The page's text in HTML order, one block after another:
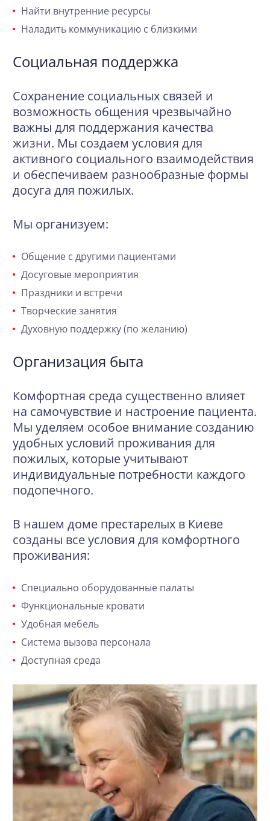
Найти внутренние ресурсы
Наладить коммуникацию с близкими
Социальная поддержка
Сохранение социальных связей и
возможность общения чрезвычайно
важны для поддержания качества
жизни. Мы создаем условия для
активного социального взаимодействия
и обеспечиваем разнообразные формы
досуга для пожилых.
Мы организуем:
Общение с другими пациентами
Досуговые мероприятия
Праздники и встречи
Творческие занятия
Духовную поддержку (по желанию)
Организация быта
Комфортная среда существенно влияет
на самочувствие и настроение пациента.
Мы уделяем особое внимание созданию
удобных условий проживания для
пожилых, которые учитывают
индивидуальные потребности каждого
подопечного.
В нашем доме престарелых в Киеве
созданы все условия для комфортного
проживания:
Специально оборудованные палаты
Функциональные кровати
Удобная мебель
Система вызова персонала
Доступная среда